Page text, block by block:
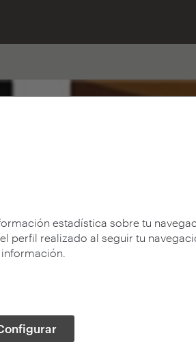
estadística sobre tu
perfil realizado al seguir tu